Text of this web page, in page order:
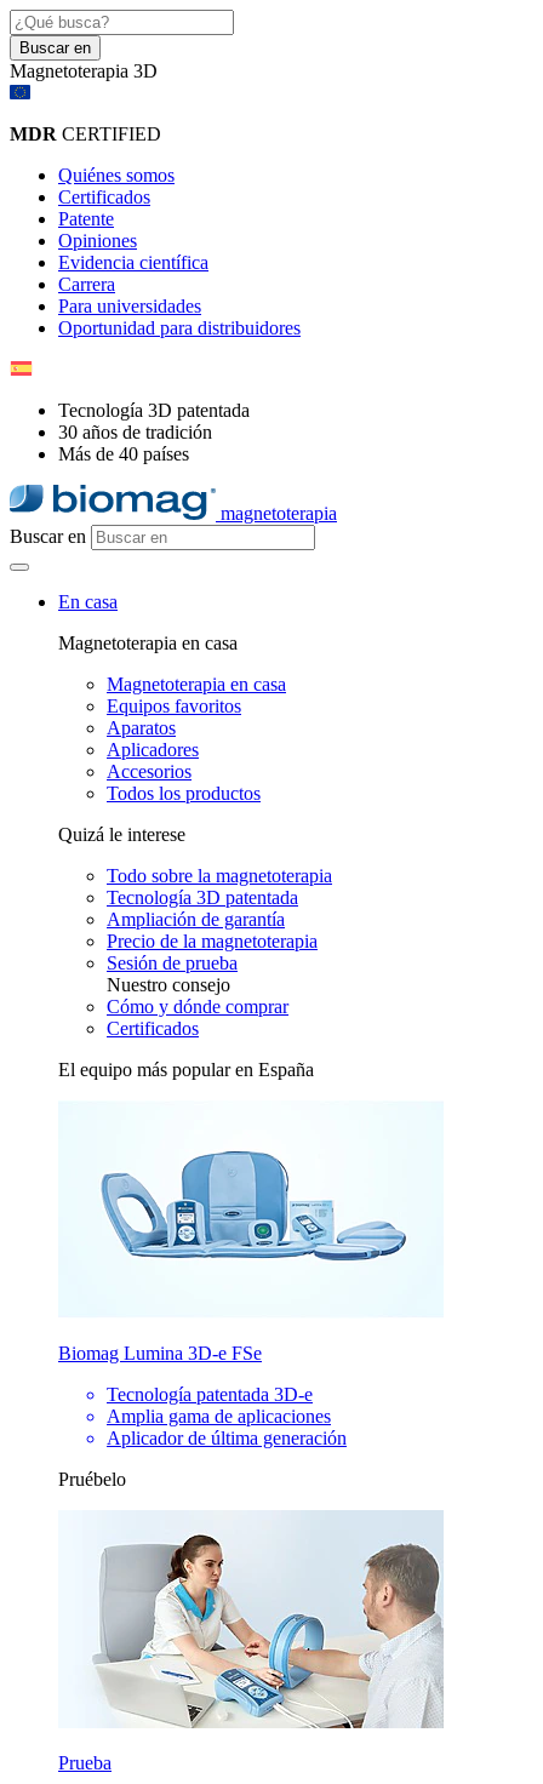
Buscar en
Magnetoterapia 3D
MDR CERTIFIED
Quiénes somos
Certificados
Patente
Opiniones
Evidencia científica
Carrera
Para universidades
Oportunidad para distribuidores
Tecnología 3D patentada
30 años de tradición
Más de 40 países
magnetoterapia
Buscar en
En casa
Magnetoterapia en casa
Magnetoterapia en casa
Equipos favoritos
Aparatos
Aplicadores
Accesorios
Todos los productos
Quizá le interese
Todo sobre la magnetoterapia
Tecnología 3D patentada
Ampliación de garantía
Precio de la magnetoterapia
Sesión de prueba
Nuestro consejo
Cómo y dónde comprar
Certificados
El equipo más popular en España
Biomag Lumina 3D-e FSe
Tecnología patentada 3D-e
Amplia gama de aplicaciones
Aplicador de última generación
Pruébelo
Prueba